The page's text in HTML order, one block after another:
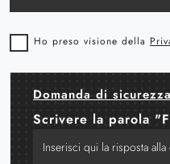
Ho preso visione della
Domanda di sicurezza
Scrivere la parola